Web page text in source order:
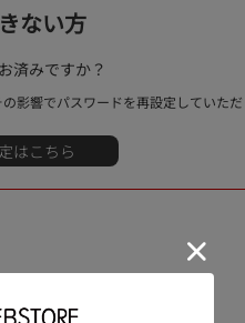
ない方
済みですか？
響でパスワードを再設定していただ